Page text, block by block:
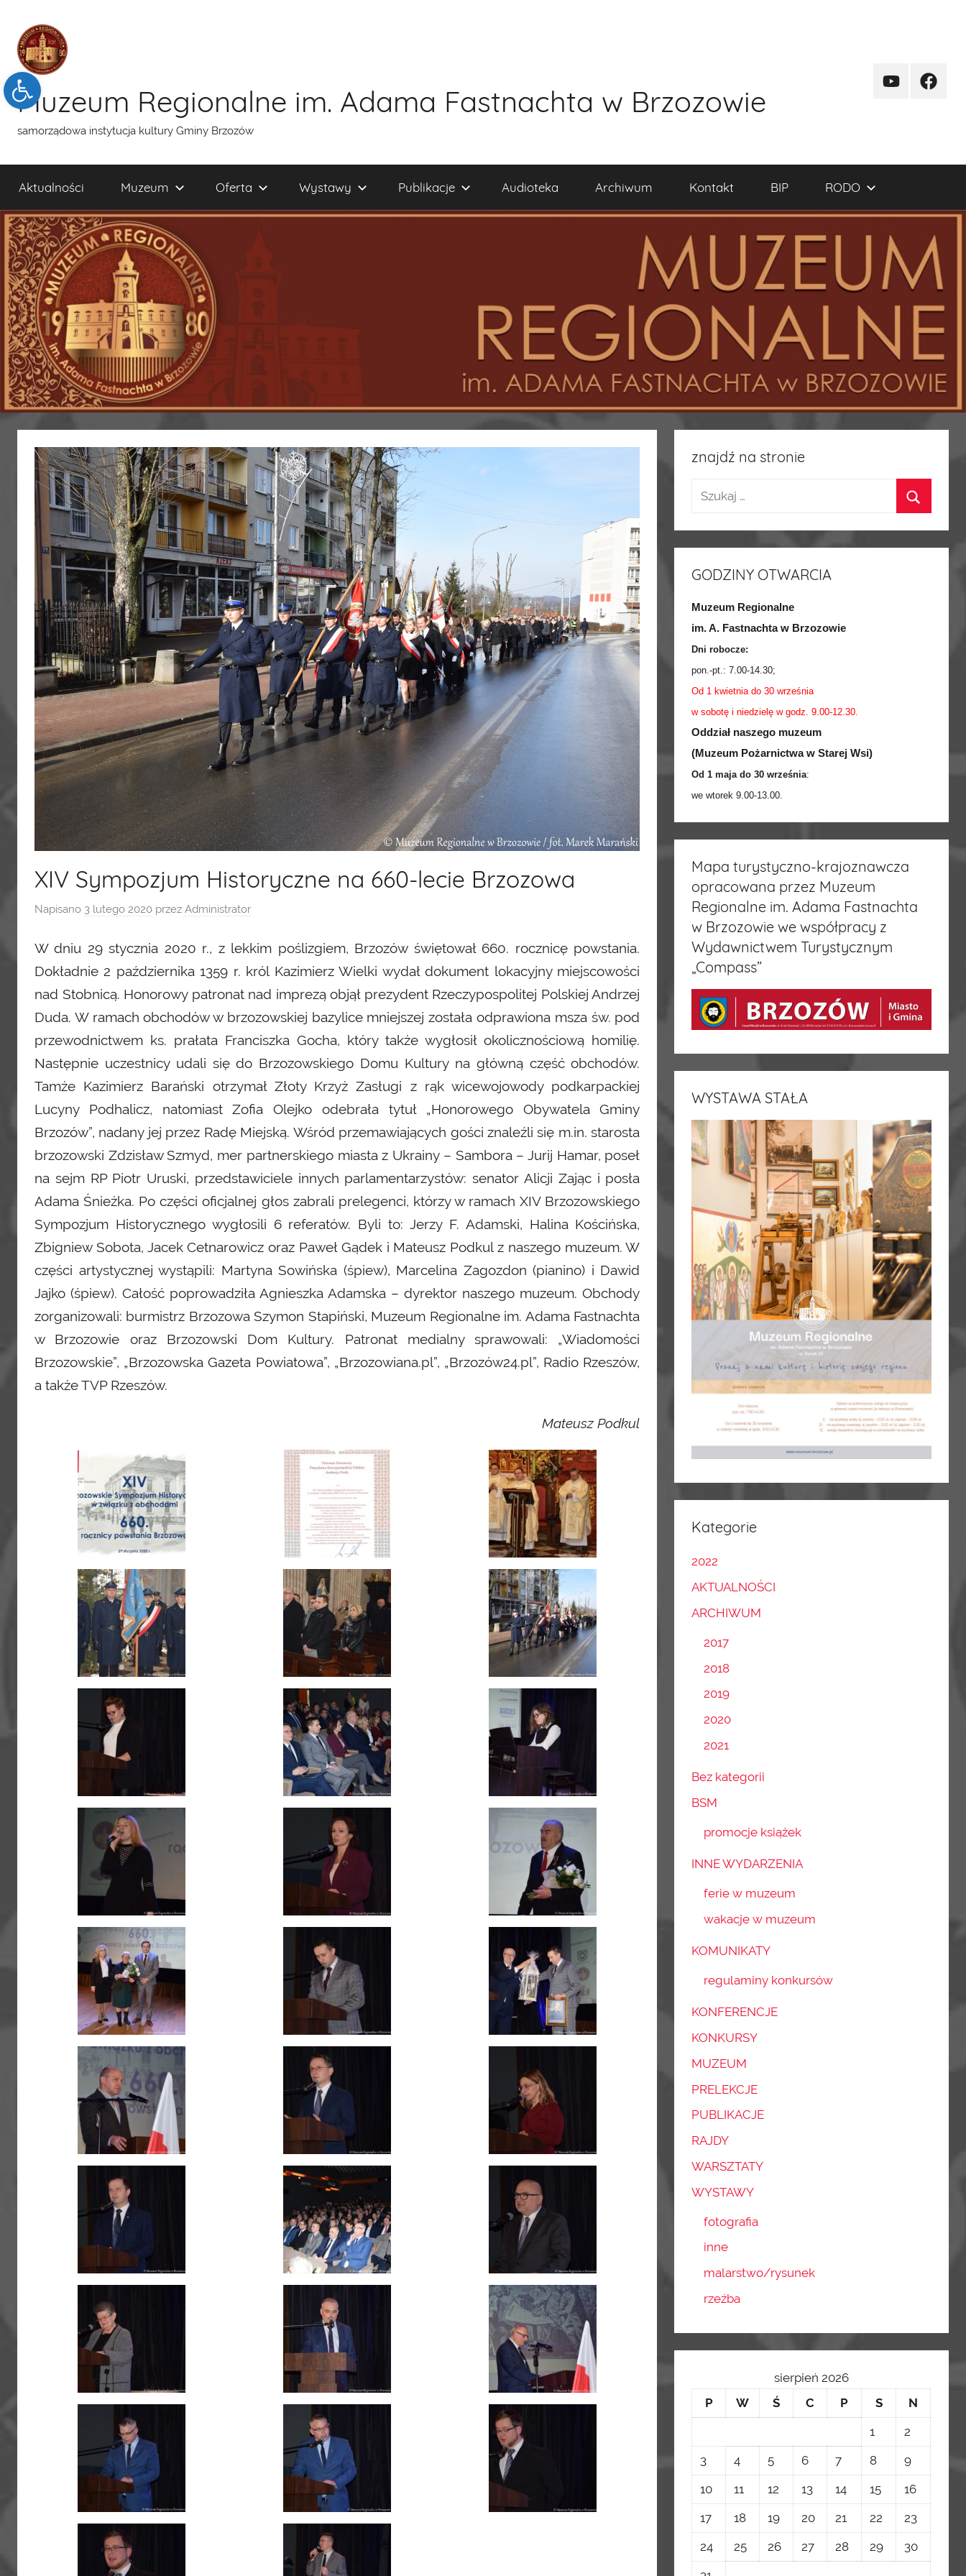
Open toolbar
treści
Muzeum Regionalne im. Adama Fastnachta w Brzozowie
samorządowa instytucja kultury Gminy Brzozów
kanal
Aktualności Muzeum Oferta Wystawy Publikacje Audioteka Archiwum Kontakt BIP RODO
XIV Sympozjum Historyczne na 660-lecie Brzozowa
Napisano 3 lutego 2020 przez Administrator
W dniu 29 stycznia 2020 r., z lekkim poślizgiem, Brzozów świętował 660. rocznicę powstania.
Dokładnie 2 października 1359 r. król Kazimierz Wielki wydał dokument lokacyjny miejscowości
nad Stobnicą. Honorowy patronat nad imprezą objął prezydent Rzeczypospolitej Polskiej Andrzej
Duda. W ramach obchodów w brzozowskiej bazylice mniejszej została odprawiona msza św. pod
przewodnictwem ks. prałata Franciszka Gocha, który także wygłosił okolicznościową homilię.
Następnie uczestnicy udali się do Brzozowskiego Domu Kultury na główną część obchodów.
Tamże Kazimierz Barański otrzymał Złoty Krzyż Zasługi z rąk wicewojowody podkarpackiej
Lucyny Podhalicz, natomiast Zofia Olejko odebrała tytuł „Honorowego Obywatela Gminy
Brzozów”, nadany jej przez Radę Miejską. Wśród przemawiających gości znaleźli się m.in. starosta
brzozowski Zdzisław Szmyd, mer partnerskiego miasta z Ukrainy – Sambora – Jurij Hamar, poseł
na sejm RP Piotr Uruski, przedstawiciele innych parlamentarzystów: senator Alicji Zając i posła
Adama Śnieżka. Po części oficjalnej głos zabrali prelegenci, którzy w ramach XIV Brzozowskiego
Sympozjum Historycznego wygłosili 6 referatów. Byli to: Jerzy F. Adamski, Halina Kościńska,
Zbigniew Sobota, Jacek Cetnarowicz oraz Paweł Gądek i Mateusz Podkul z naszego muzeum. W
części artystycznej wystąpili: Martyna Sowińska (śpiew), Marcelina Zagozdon (pianino) i Dawid
Jajko (śpiew). Całość poprowadziła Agnieszka Adamska – dyrektor naszego muzeum. Obchody
zorganizowali: burmistrz Brzozowa Szymon Stapiński, Muzeum Regionalne im. Adama Fastnachta
w Brzozowie oraz Brzozowski Dom Kultury. Patronat medialny sprawowali: „Wiadomości
Brzozowskie”, „Brzozowska Gazeta Powiatowa”, „Brzozowiana.pl”, „Brzozów24.pl”, Radio Rzeszów,
a także TVP Rzeszów.
Mateusz Podkul
znajdź na stronie
GODZINY OTWARCIA
Muzeum Regionalne
im. A. Fastnachta w Brzozowie
Dni robocze:
pon.-pt.: 7.00-14.30;
Od 1 kwietnia do 30 września
w sobotę i niedzielę w godz. 9.00-12.30.
Oddział naszego muzeum
(Muzeum Pożarnictwa w Starej Wsi)
Od 1 maja do 30 września:
we wtorek 9.00-13.00.
Mapa turystyczno-krajoznawcza
opracowana przez Muzeum
Regionalne im. Adama Fastnachta
w Brzozowie we współpracy z
Wydawnictwem Turystycznym
„Compass”
WYSTAWA STAŁA
Kategorie
2022
AKTUALNOŚCI
ARCHIWUM
2017
2018
2019
2020
2021
Bez kategorii
BSM
promocje książek
INNE WYDARZENIA
ferie w muzeum
wakacje w muzeum
KOMUNIKATY
regulaminy konkursów
KONFERENCJE
KONKURSY
MUZEUM
PRELEKCJE
PUBLIKACJE
RAJDY
WARSZTATY
WYSTAWY
fotografia
inne
malarstwo/rysunek
rzeźba
sierpień 2026
P
W Ś C P S
N
1
2
3
4 5 6 7 8
9
10
11 12 13 14 15
16
17
18 19 20 21 22
23
24
25 26 27 28 29
30